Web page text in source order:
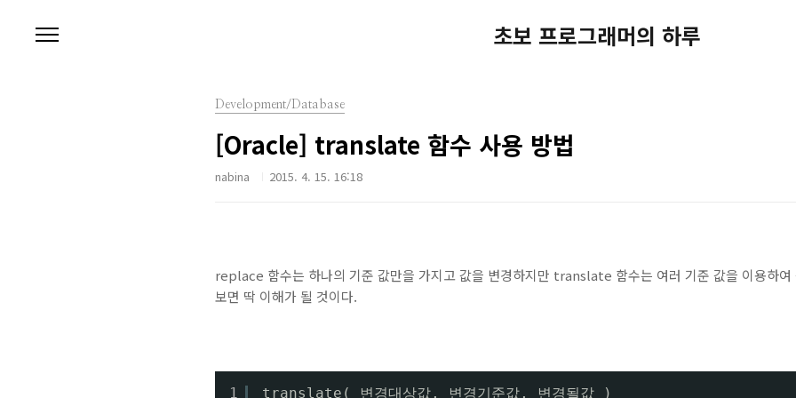
초보 프로그래머의 하루
Development/Database
[Oracle] translate 함수 사용 방법
nabina 2015. 4. 15. 16:18
replace 함수는 하나의 기준 값만을 가지고 값을 변경하지만 translate 함수는 여러 기준 값을 이용하여
보면 딱 이해가 될 것이다.
1
translate( 변경대상값, 변경기준값, 변경될값 )